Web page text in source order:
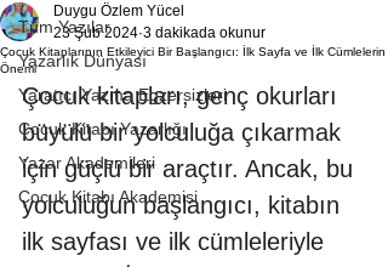
Tüm Yazılar
Yazarlık Dünyası
Yaratıcı Yazma Egzersizleri
Çocuk Kitabı Yazarlığı
Yazar Akademileri
Çocuk Kitabı Akademisi
Çocuk Kitaplarının Etkileyici Bir Başlangıcı: İlk Sayfa ve İlk Cümlelerin
Önemi
Duygu Özlem Yücel
23 Şub 2024 3 dakikada okunur
Çocuk kitapları, genç okurları
büyülü bir yolculuğa çıkarmak
için güçlü bir araçtır. Ancak, bu
yolculuğun başlangıcı, kitabın
ilk sayfası ve ilk cümleleriyle